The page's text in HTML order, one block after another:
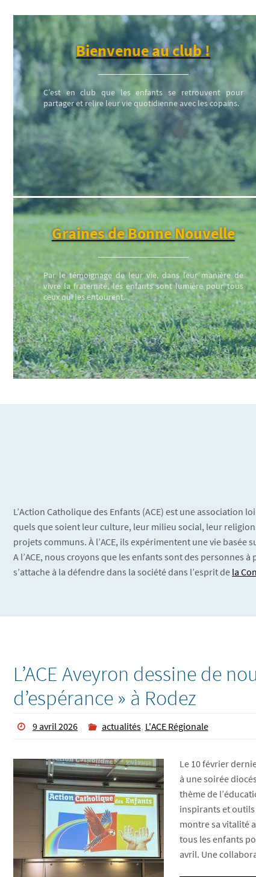
Bienvenue au club !
C’est en club que les enfants se retrouvent pour
partager et relire leur vie quotidienne avec les copains.
Graines de Bonne Nouvelle
Par le témoignage de leur vie, dans leur manière de
vivre la fraternité, les enfants sont lumière pour tous
ceux qui les entourent.
L’Action Catholique des Enfants (ACE) est une association
quels que soient leur culture, leur milieu social, leur
projets communs. À l’ACE, ils expérimentent une vie
A l’ACE, nous croyons que les enfants sont des personnes
s’attache à la défendre dans la société dans l’esprit de la
L’ACE Aveyron dessine de
d’espérance » à Rodez
9 avril 2026 actualités, L'ACE Régionale
Le 10 février
à une soirée
thème de
inspirants et
montre sa vitalité
tous les enfants
avril. Une